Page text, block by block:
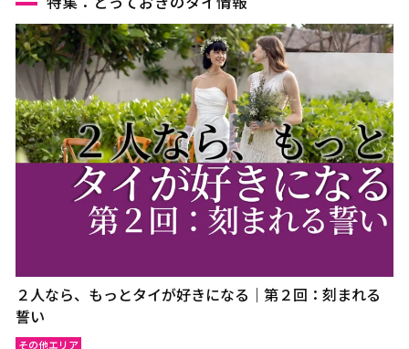
２人なら、もっとタイが好きになる｜第２回：刻まれる
誓い
その他エリア